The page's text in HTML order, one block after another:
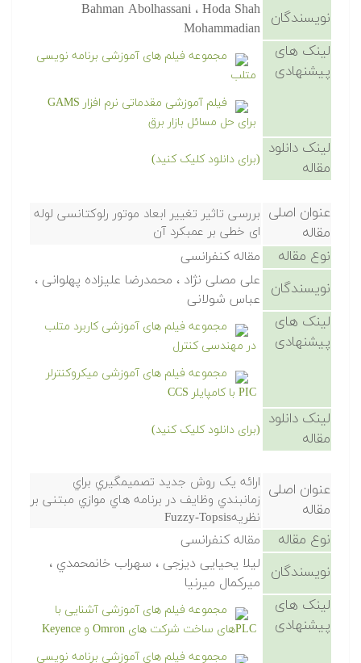
نویسندگان
Bahman Abolhassani ، Hoda Shah
Mohammadian
لینک های
پیشنهادی
مجموعه فیلم های آموزشی برنامه نویسی
متلب
فیلم آموزشی مقدماتی نرم افزار GAMS
برای حل مسائل بازار برق
لینک دانلود
مقاله
(برای دانلود کلیک کنید)
عنوان اصلی
مقاله
بررسی تاثیر تغییر ابعاد موتور رلوکتانسی لوله
ای خطی بر عمبکرد آن
نوع مقاله مقاله کنفرانسی
نویسندگان
علی مصلی نژاد ، محمدرضا علیزاده پهلوانی ،
عباس شولانی
لینک های
پیشنهادی
مجموعه فیلم های آموزشی کاربرد متلب
در مهندسی کنترل
مجموعه فیلم های آموزشی میکروکنترلر
PIC با کامپایلر CCS
لینک دانلود
مقاله
(برای دانلود کلیک کنید)
عنوان اصلی
مقاله
ارائه یک روش جدید تصمیمگیري براي
زمانبندي وظایف در برنامه هاي موازي مبتنی بر
نظریهFuzzy-Topsis
نوع مقاله مقاله کنفرانسی
نویسندگان
لیلا یحیایی دیزجی ، سهراب خانمحمدي ،
میرکمال میرنیا
لینک های
پیشنهادی
مجموعه فیلم های آموزشی آشنایی با
PLCهای ساخت شرکت های Omron و Keyence
مجموعه فیلم های آموزشی برنامه نویسی